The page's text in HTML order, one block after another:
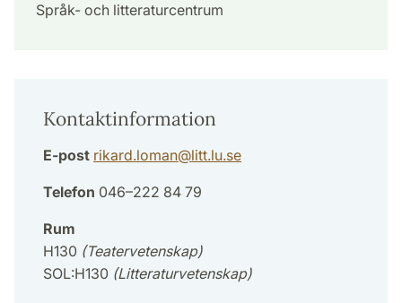
Språk- och litteraturcentrum
Kontaktinformation
E-post rikard.loman@litt.lu.se
Telefon 046–222 84 79
Rum
H130 (Teatervetenskap)
SOL:H130 (Litteraturvetenskap)